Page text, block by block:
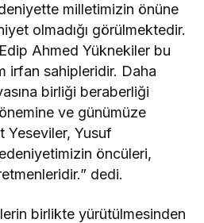
milletimizin önüne
olmadığı görülmektedir.
Ahmed Yüknekiler bu
irfan sahipleridir. Daha
birliği beraberliği
ve günümüze
Yeseviler, Yusuf
öncüleri,
dedi.
birlikte yürütülmesinden